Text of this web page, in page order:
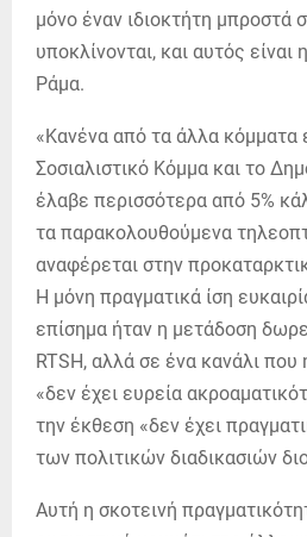
μόνο έναν ιδιοκτήτη μπροστά
υποκλίνονται, και αυτός
Ράμα.
«Κανένα από τα άλλα κόμματα
Σοσιαλιστικό Κόμμα και το
έλαβε περισσότερα από 5%
τα παρακολουθούμενα
αναφέρεται στην
Η μόνη πραγματικά ίση
επίσημα ήταν η μετάδοση
RTSH, αλλά σε ένα κανάλι που
«δεν έχει ευρεία
την έκθεση «δεν έχει
των πολιτικών διαδικασιών
Αυτή η σκοτεινή